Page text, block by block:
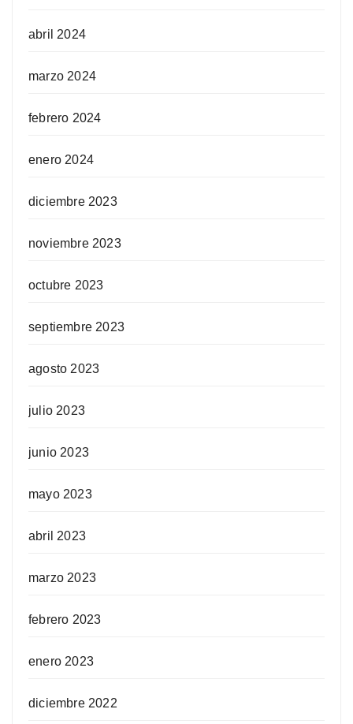
abril 2024
marzo 2024
febrero 2024
enero 2024
diciembre 2023
noviembre 2023
octubre 2023
septiembre 2023
agosto 2023
julio 2023
junio 2023
mayo 2023
abril 2023
marzo 2023
febrero 2023
enero 2023
diciembre 2022